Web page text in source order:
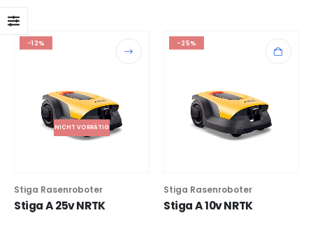
-12%
NICHT VORRÄTIG
Stiga Rasenroboter
Stiga A 25v NRTK
-25%
Stiga Rasenroboter
Stiga A 10v NRTK